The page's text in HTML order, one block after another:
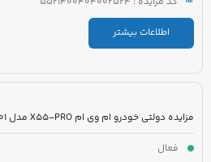
اطلاعات بیشتر
فعال